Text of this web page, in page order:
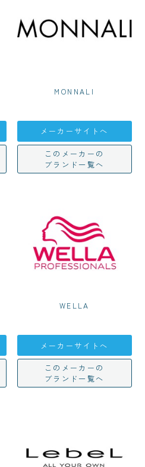
MONNALI
メーカーサイトへ
このメーカーの
ブランド一覧へ
WELLA
メーカーサイトへ
このメーカーの
ブランド一覧へ